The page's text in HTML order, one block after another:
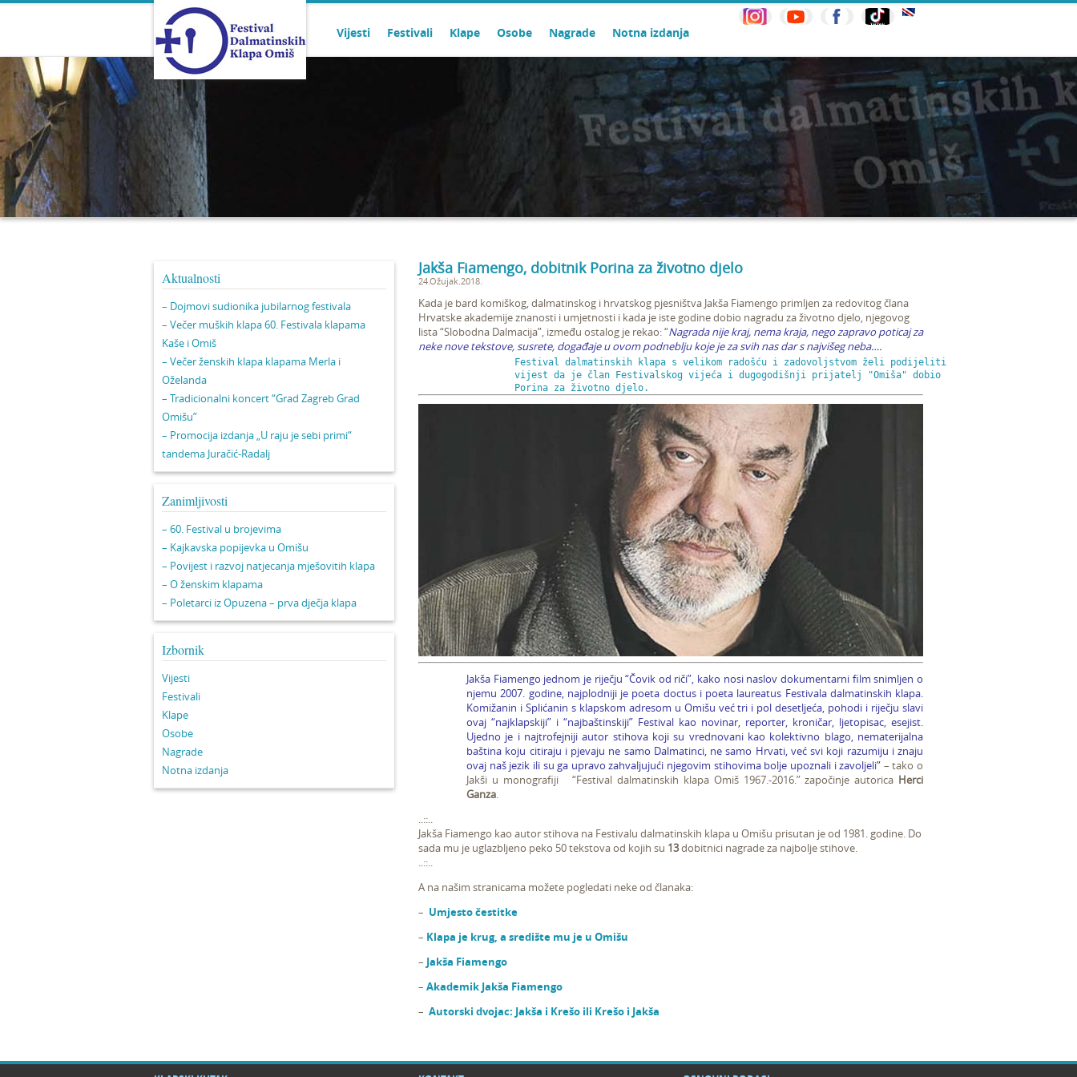
Vijesti Festivali Klape Osobe Nagrade Notna izdanja
Aktualnosti
– Dojmovi sudionika jubilarnog festivala
– Večer muških klapa 60. Festivala klapama
Kaše i Omiš
– Večer ženskih klapa klapama Merla i
Oželanda
– Tradicionalni koncert “Grad Zagreb Grad
Omišu”
– Promocija izdanja „U raju je sebi primi“
tandema Juračić-Radalj
Zanimljivosti
– 60. Festival u brojevima
– Kajkavska popijevka u Omišu
– Povijest i razvoj natjecanja mješovitih klapa
– O ženskim klapama
– Poletarci iz Opuzena – prva dječja klapa
Izbornik
Vijesti
Festivali
Klape
Osobe
Nagrade
Notna izdanja
Jakša Fiamengo, dobitnik Porina za životno djelo
24.Ožujak.2018.
Kada je bard komiškog, dalmatinskog i hrvatskog pjesništva Jakša Fiamengo primljen za redovitog člana
Hrvatske akademije znanosti i umjetnosti i kada je iste godine dobio nagradu za životno djelo, njegovog
lista “Slobodna Dalmacija”, između ostalog je rekao:“Nagrada nije kraj, nema kraja, nego zapravo poticaj za
neke nove tekstove, susrete, događaje u ovom podneblju koje je za svih nas dar s najvišeg neba….
Festival dalmatinskih klapa s velikom radošću i zadovoljstvom želi podijeliti
vijest da je član Festivalskog vijeća i dugogodišnji prijatelj "Omiša" dobio
Porina za životno djelo.
Jakša Fiamengo jednom je riječju “Čovik od riči”, kako nosi naslov dokumentarni film snimljen o
njemu 2007. godine, najplodniji je poeta doctus i poeta laureatus Festivala dalmatinskih klapa.
Komižanin i Splićanin s klapskom adresom u Omišu već tri i pol desetljeća, pohodi i riječju slavi
ovaj “najklapskiji” i “najbaštinskiji” Festival kao novinar, reporter, kroničar, ljetopisac, esejist.
Ujedno je i najtrofejniji autor stihova koji su vrednovani kao kolektivno blago, nematerijalna
baština koju citiraju i pjevaju ne samo Dalmatinci, ne samo Hrvati, već svi koji razumiju i znaju
ovaj naš jezik ili su ga upravo zahvaljujući njegovim stihovima bolje upoznali i zavoljeli” – tako o
Jakši u monografiji “Festival dalmatinskih klapa Omiš 1967.-2016.” započinje autorica Herci
Ganza.
..::..
Jakša Fiamengo kao autor stihova na Festivalu dalmatinskih klapa u Omišu prisutan je od 1981. godine. Do
sada mu je uglazbljeno peko 50 tekstova od kojih su 13dobitnici nagrade za najbolje stihove.
..::..
A na našim stranicama možete pogledati neke od članaka:
– Umjesto čestitke
– Klapa je krug, a središte mu je u Omišu
– Jakša Fiamengo
– Akademik Jakša Fiamengo
– Autorski dvojac: Jakša i Krešo ili Krešo i Jakša